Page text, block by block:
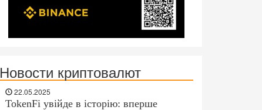
Новости криптовалют
22.05.2025
TokenFi увійде в історію: вперше